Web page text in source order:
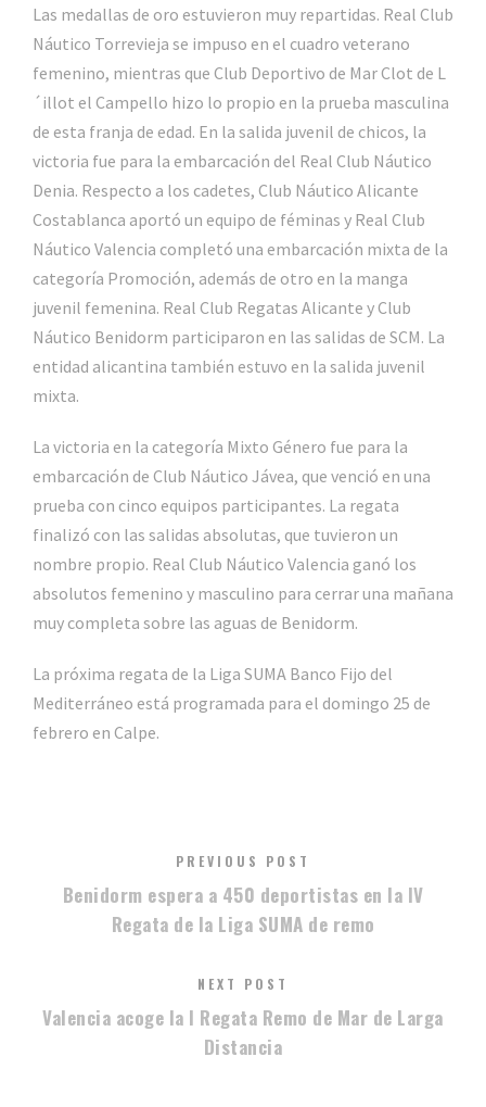
Las medallas de oro estuvieron muy repartidas. Real Club
Náutico Torrevieja se impuso en el cuadro veterano
femenino, mientras que Club Deportivo de Mar Clot de L
´illot el Campello hizo lo propio en la prueba masculina
de esta franja de edad. En la salida juvenil de chicos, la
victoria fue para la embarcación del Real Club Náutico
Denia. Respecto a los cadetes, Club Náutico Alicante
Costablanca aportó un equipo de féminas y Real Club
Náutico Valencia completó una embarcación mixta de la
categoría Promoción, además de otro en la manga
juvenil femenina. Real Club Regatas Alicante y Club
Náutico Benidorm participaron en las salidas de SCM. La
entidad alicantina también estuvo en la salida juvenil
mixta.
La victoria en la categoría Mixto Género fue para la
embarcación de Club Náutico Jávea, que venció en una
prueba con cinco equipos participantes. La regata
finalizó con las salidas absolutas, que tuvieron un
nombre propio. Real Club Náutico Valencia ganó los
absolutos femenino y masculino para cerrar una mañana
muy completa sobre las aguas de Benidorm.
La próxima regata de la Liga SUMA Banco Fijo del
Mediterráneo está programada para el domingo 25 de
febrero en Calpe.
PREVIOUS POST
Benidorm espera a 450 deportistas en la IV
Regata de la Liga SUMA de remo
NEXT POST
Valencia acoge la I Regata Remo de Mar de Larga
Distancia